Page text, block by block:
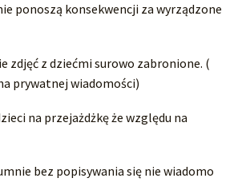
ponoszą konsekwencji za wyrządzone
zdjęć z dziećmi surowo zabronione. (
prywatnej wiadomości)
na przejażdżkę że względu na
bez popisywania się nie wiadomo